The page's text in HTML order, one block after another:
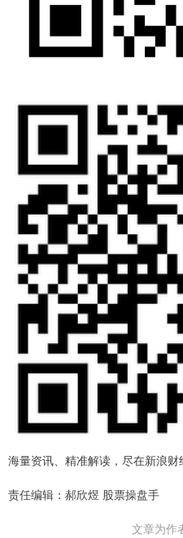
海量资讯、精准解读，尽在新浪财
责任编辑：郝欣煜 股票操盘手
文章为作